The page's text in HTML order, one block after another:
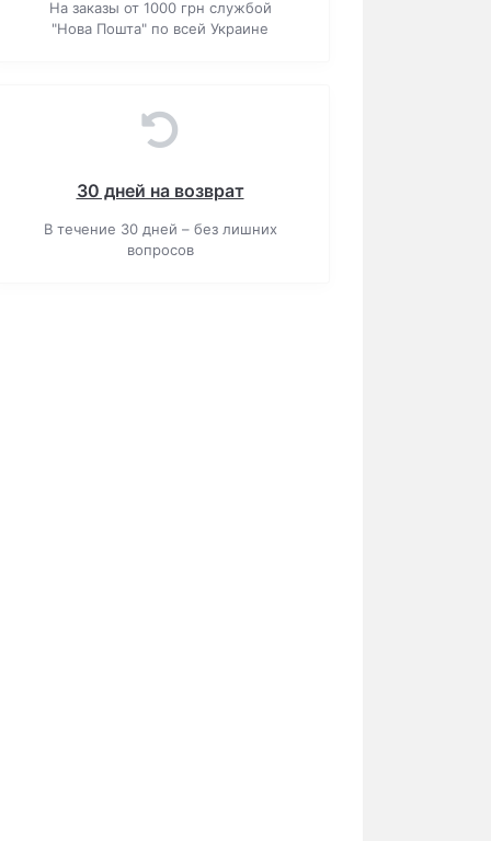
На заказы от 1000 грн службой
"Нова Пошта" по всей Украине
30 дней на возврат
В течение 30 дней – без лишних
вопросов